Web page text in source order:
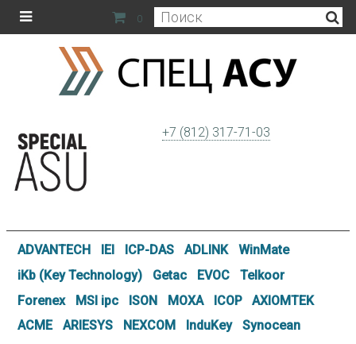
0
+7 (812) 317-71-03
ADVANTECH IEI ICP-DAS ADLINK
WinMate
iKb (Key Technology)
Getac EVOC
Telkoor
Forenex
MSI ipc ISON MOXA ICOP
AXIOMTEK
ACME
ARIESYS NEXCOM InduKey
Synocean